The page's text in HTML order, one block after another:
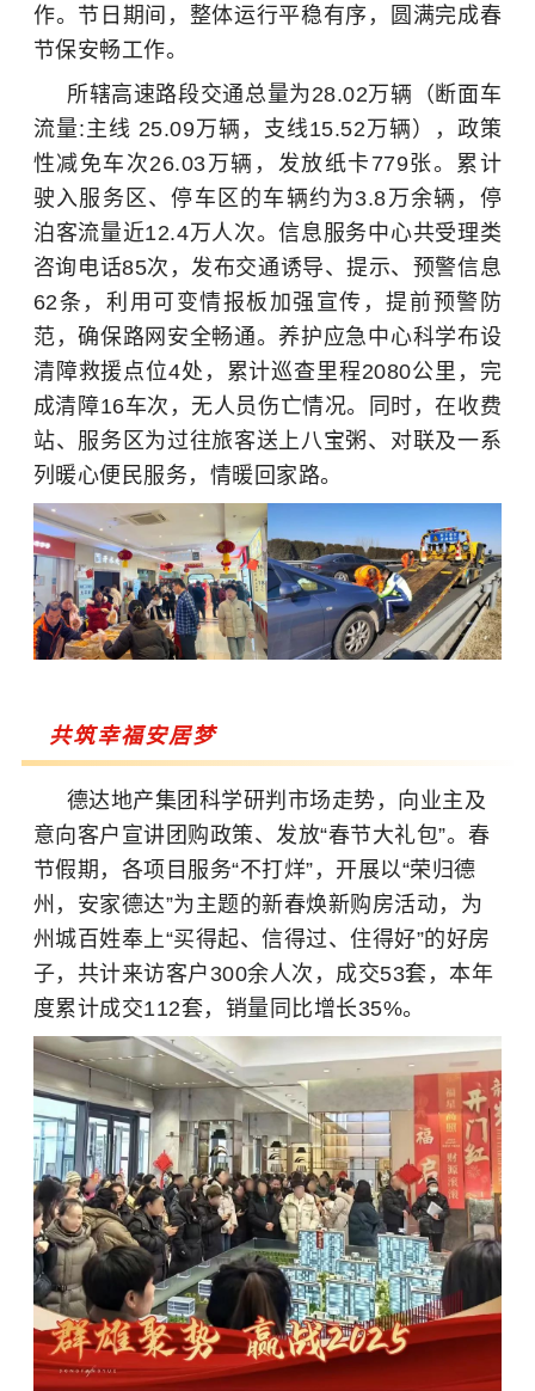
作。节日期间，整体运行平稳有序，圆满完成春
节保安畅工作。
所辖高速路段交通总量为28.02万辆（断面车
流量:主线 25.09万辆，支线15.52万辆），政策
性减免车次26.03万辆，发放纸卡779张。累计
驶入服务区、停车区的车辆约为3.8万余辆，停
泊客流量近12.4万人次。信息服务中心共受理类
咨询电话85次，发布交通诱导、提示、预警信息
62条，利用可变情报板加强宣传，提前预警防
范，确保路网安全畅通。养护应急中心科学布设
清障救援点位4处，
累计巡查里程2080公里，完
成清障16车次，无人员伤亡情况。同时，在收费
站、服务区为过往旅客送上八宝粥、对联及一系
列暖心便民服务，情暖回家路。
共筑幸福安居梦
德达地产集团 科学研判市场走势，向业主及
意向客户宣讲团购政策、发放“春节大礼包”。春
节假期， 各项目服务“不打烊”， 开展以“荣归德
州，安家德达”为主题的新春焕新购房活动，为
州城百姓奉上“买得起、信得过、住得好”的好房
子，共计来访客户 300余人次，成交53套，本年
度累计成交112套，销量同比增长35%。